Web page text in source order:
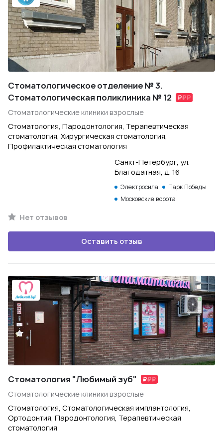
Стоматологическое отделение № 3.
Стоматологическая поликлиника № 12
Стоматологические клиники взрослые
Стоматология, Пародонтология, Терапевтическая
стоматология, Хирургическая стоматология,
Профилактическая стоматология
Санкт-Петербург, ул.
Благодатная, д. 16
Электросила
Парк Победы
Московские ворота
Нет отзывов
Оставить отзыв
Стоматология "Любимый зуб"
Стоматологические клиники взрослые
Стоматология, Стоматологическая имплантология,
Ортодонтия, Пародонтология, Терапевтическая
стоматология